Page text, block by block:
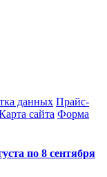
данных Прайс-
сайта Форма
по 8 сентября